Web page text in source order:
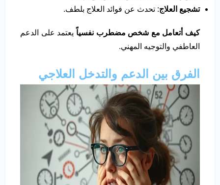
تشجيع العلاج: تحدث عن فوائد العلاج بلطف.
كيف أتعامل مع شخص مضطرب نفسياً يعتمد على الدعم
العاطفي والتوجيه المهني.
الفرق بين الدعم والتدخل العلاجي